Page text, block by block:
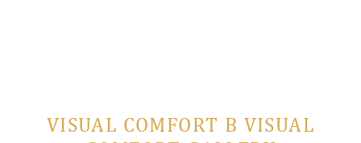
VISUAL COMFORT В VISUAL